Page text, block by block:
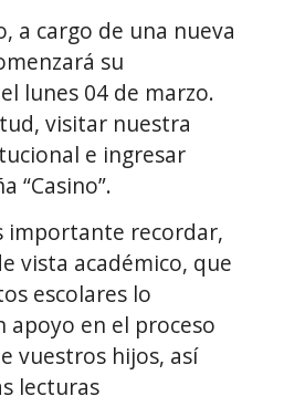
a cargo de una nueva
su
lunes 04 de marzo.
visitar nuestra
e ingresar
“Casino”.
importante recordar,
vista académico, que
escolares lo
apoyo en el proceso
vuestros hijos, así
lecturas